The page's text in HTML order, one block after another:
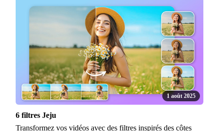
1 août 2025
6 filtres Jeju
Transformez vos vidéos avec des filtres inspirés des côtes